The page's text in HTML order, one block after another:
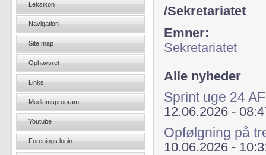
/Sekretariatet
Emner:
Sekretariatet
Alle nyheder
Sprint uge 24
12.06.2026 -
Opfølgning på
10.06.2026 -
Leksikon
Navigation
Site map
Ophavsret
Links
Medlemsprogram
Youtube
Forenings login